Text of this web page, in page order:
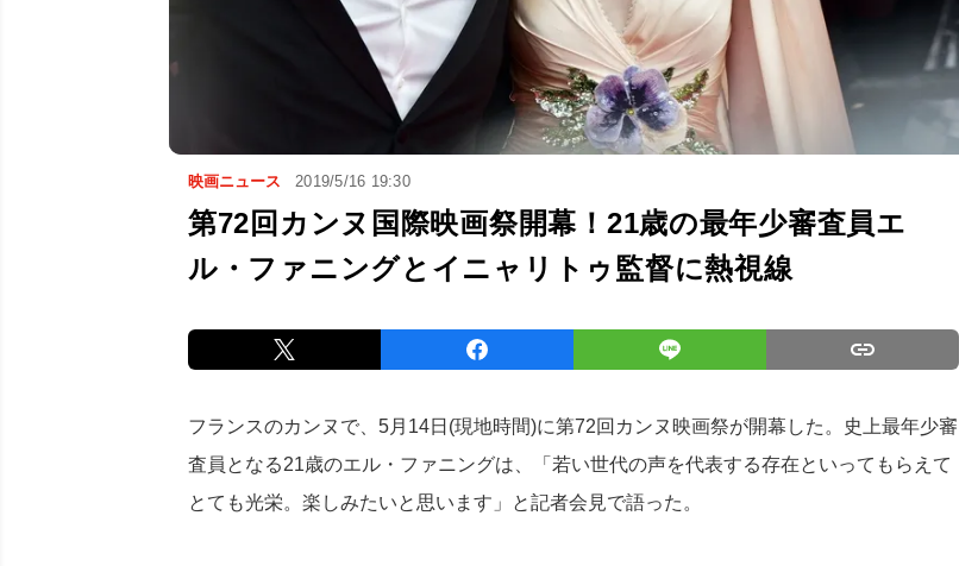
映画ニュース 2019/5/16 19:30
第72回カンヌ国際映画祭開幕！21歳の最年少審査員エ
ル・ファニングとイニャリトゥ監督に熱視線
フランスのカンヌで、5月14日(現地時間)に第72回カンヌ映画祭が開幕した。史上最年少審
査員となる21歳のエル・ファニングは、「若い世代の声を代表する存在といってもらえて
とても光栄。楽しみたいと思います」と記者会見で語った。